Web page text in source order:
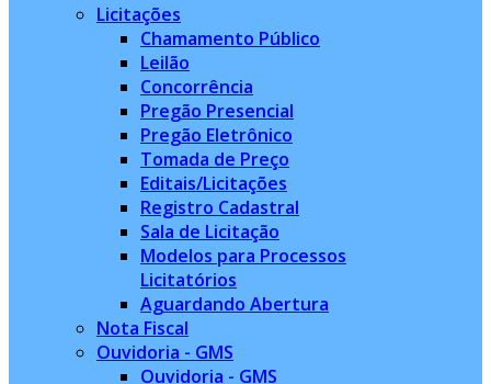
Licitações
Chamamento Público
Leilão
Concorrência
Pregão Presencial
Pregão Eletrônico
Tomada de Preço
Editais/Licitações
Registro Cadastral
Sala de Licitação
Modelos para Processos
Licitatórios
Aguardando Abertura
Nota Fiscal
Ouvidoria - GMS
Ouvidoria - GMS